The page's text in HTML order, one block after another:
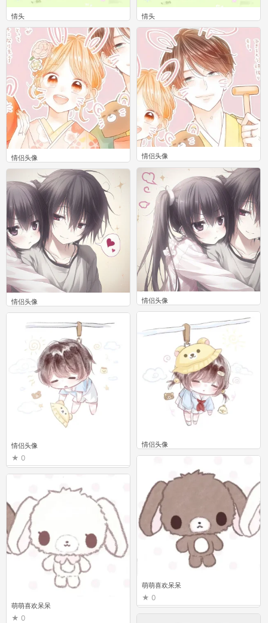
情侣头像
0
情侣头像
0
情侣头像
0
情头
0
情头
0
情侣头像
0
萌萌喜欢呆呆
0
情侣头像
0
萌萌喜欢呆呆
0
情侣头像
0